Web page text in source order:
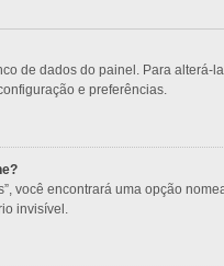
de dados do painel. Para
e preferências.
você encontrará uma opção
invisível.